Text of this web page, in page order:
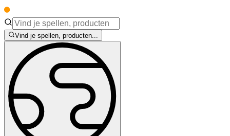
Vind je spellen, producten...